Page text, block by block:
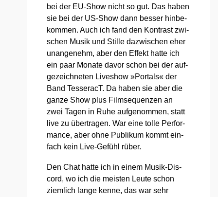
bei der EU-Show nicht so gut. Das haben
sie bei der US-Show dann bes­ser hin­be­
kom­men. Auch ich fand den Kon­trast zwi­
schen Musik und Stil­le dazwi­schen eher
unan­ge­nehm, aber den Effekt hat­te ich
ein paar Mona­te davor schon bei der auf­
ge­zeich­ne­ten Live­show »Por­tals« der
Band Tes­seracT. Da haben sie aber die
gan­ze Show plus Film­se­quen­zen an
zwei Tagen in Ruhe auf­ge­nom­men, statt
live zu über­tra­gen. War eine tol­le Per­for­
mance, aber ohne Publi­kum kommt ein­
fach kein Live-Gefühl rüber.
Den Chat hat­te ich in einem Musik-Dis­
cord, wo ich die meis­ten Leu­te schon
ziem­lich lan­ge ken­ne, das war sehr